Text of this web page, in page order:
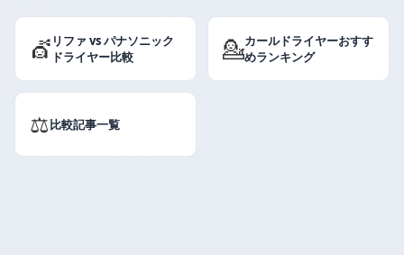
💇 リファ vs パナソニック
ドライヤー比較
💁カールドライヤーおすす
めランキング
⚖️比較記事一覧